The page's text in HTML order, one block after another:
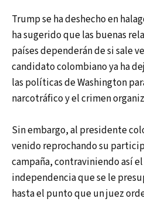
Trump se ha deshecho en
ha sugerido que las buenas
países dependerán de si sale
candidato colombiano ya ha
las políticas de Washington
narcotráfico y el crimen
Sin embargo, al presidente
venido reprochando su
campaña, contraviniendo así
independencia que se le
hasta el punto que un juez